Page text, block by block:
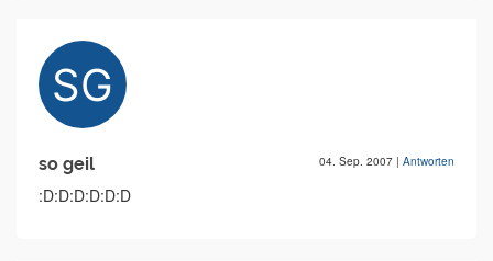
so geil 04. Sep. 2007 | Antworten
:D:D:D:D:D:D